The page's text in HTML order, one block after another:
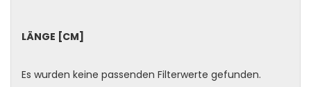
LÄNGE
LÄNGE [CM]
Es wurden keine passenden Filterwerte gefunden.